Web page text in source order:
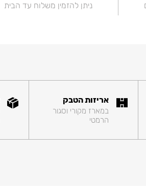
ניתן להזמין משלוח עד הבית
אריזות הטבק
במארז מקורי וסגור
הרמטי